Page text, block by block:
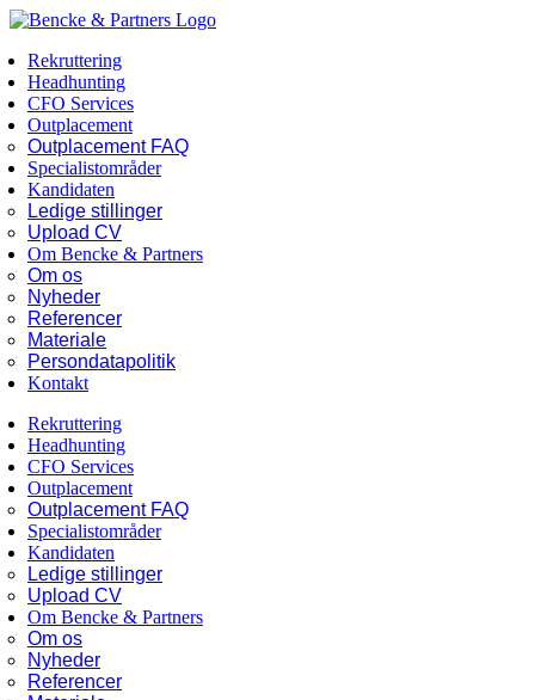
Skip
content
Facebook
LinkedIn
Rekruttering
Headhunting
CFO Services
Outplacement
Outplacement FAQ
Specialistområder
Kandidaten
Ledige stillinger
Upload CV
Om Bencke & Partners
Om os
Nyheder
Referencer
Materiale
Persondatapolitik
Kontakt
Rekruttering
Headhunting
CFO Services
Outplacement
Outplacement FAQ
Specialistområder
Kandidaten
Ledige stillinger
Upload CV
Om Bencke & Partners
Om os
Nyheder
Referencer